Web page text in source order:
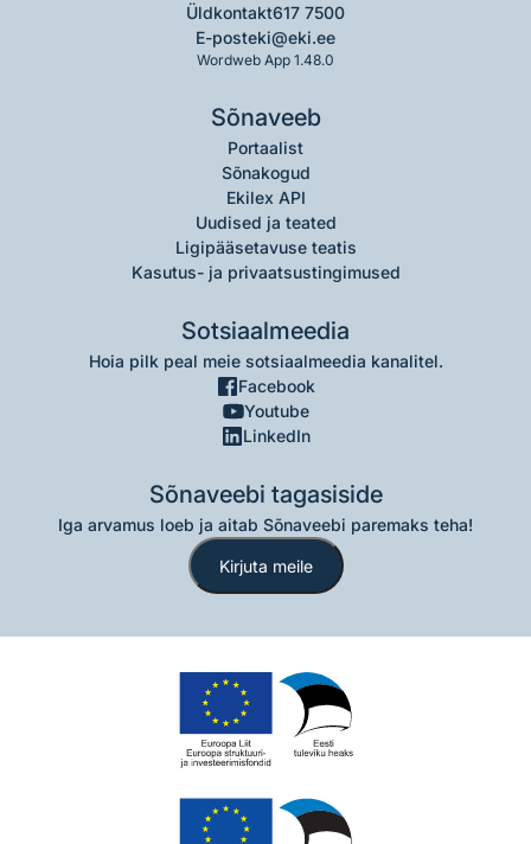
Üldkontakt617 7500
E-posteki@eki.ee
Wordweb App 1.48.0
Sõnaveeb
Portaalist
Sõnakogud
Ekilex API
Uudised ja teated
Ligipääsetavuse teatis
Kasutus- ja privaatsustingimused
Sotsiaalmeedia
Hoia pilk peal meie sotsiaalmeedia kanalitel.
Facebook
Youtube
LinkedIn
Sõnaveebi tagasiside
Iga arvamus loeb ja aitab Sõnaveebi paremaks teha!
Kirjuta meile